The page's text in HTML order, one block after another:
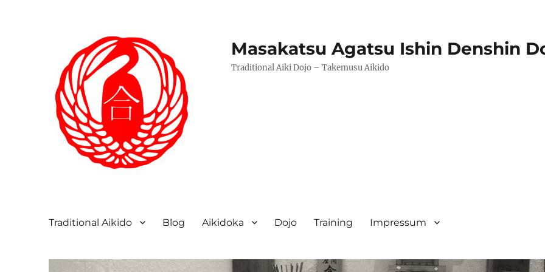
Masakatsu Agatsu Ishin Denshin
Traditional Aiki Dojo – Takemusu Aikido
Traditional Aikido Blog Aikidoka Dojo Training Impressum